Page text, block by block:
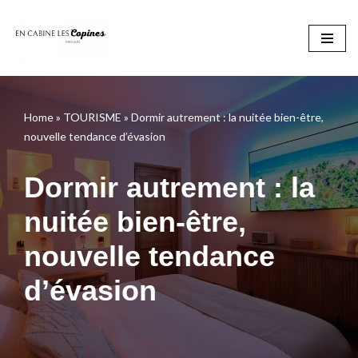
Home» TOURISME » Dormir autrement : la nuitée bien-être,
nouvelle tendance d’évasion
Dormir autrement : la
nuitée bien-être,
nouvelle tendance
d’évasion